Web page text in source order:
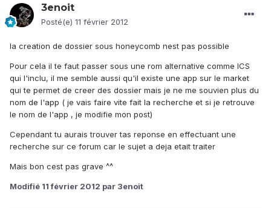
3enoit
Posté(e) 11 février 2012
la creation de dossier sous honeycomb nest pas possible
Pour cela il te faut passer sous une rom alternative comme ICS
qui l'inclu, il me semble aussi qu'il existe une app sur le market
qui te permet de creer des dossier mais je ne me souvien plus du
nom de l'app ( je vais faire vite fait la recherche et si je retrouve
le nom de l'app , je modifie mon post)
Cependant tu aurais trouver tas reponse en effectuant une
recherche sur ce forum car le sujet a deja etait traiter
Mais bon cest pas grave ^^
Modifié 11 février 2012 par 3enoit